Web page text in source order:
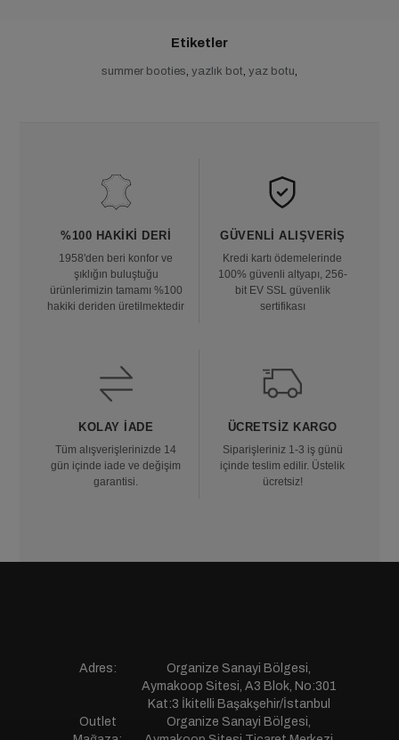
Etiketler
summer booties, yazlık bot, yaz botu,
%100 HAKIKI DERI
1958'den beri konfor ve
şıklığın buluştuğu
ürünlerimizin tamamı %100
hakiki deriden üretilmektedir
GÜVENLI ALIŞVERIŞ
Kredi kartı ödemelerinde
100% güvenli altyapı, 256-
bit EV SSL güvenlik
sertifikası
KOLAY İADE
Tüm alışverişlerinizde 14
gün içinde iade ve değişim
garantisi.
ÜCRETSIZ KARGO
Siparişleriniz 1-3 iş günü
içinde teslim edilir. Üstelik
ücretsiz!
Adres:
Organize Sanayi Bölgesi,
Aymakoop Sitesi, A3 Blok, No:301
Kat:3 İkitelli Başakşehir/İstanbul
Outlet
Organize Sanayi Bölgesi,